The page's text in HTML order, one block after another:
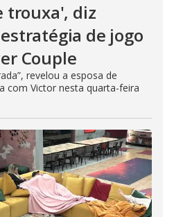
trouxa', diz
de jogo
Couple
revelou a esposa de
com Victor nesta quarta-feira